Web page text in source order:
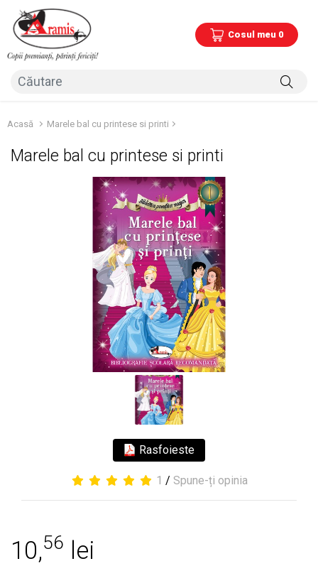
Cosul meu 0
Acasă Marele bal cu printese si printi
Marele bal cu printese si printi
Rasfoieste
1 / Spune-ți opinia
10,56 lei